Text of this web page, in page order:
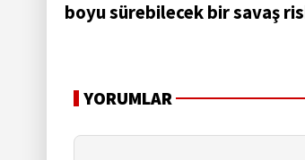
boyu sürebilecek bir savaş
YORUMLAR